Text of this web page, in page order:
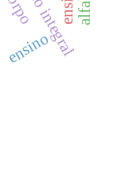
ensino